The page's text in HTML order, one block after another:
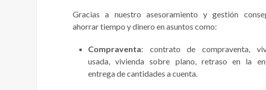
Gracias a nuestro asesoramiento y gestión
ahorrar tiempo y dinero en asuntos como:
Compraventa: contrato de compraventa,
usada, vivienda sobre plano, retraso en la
entrega de cantidades a cuenta.